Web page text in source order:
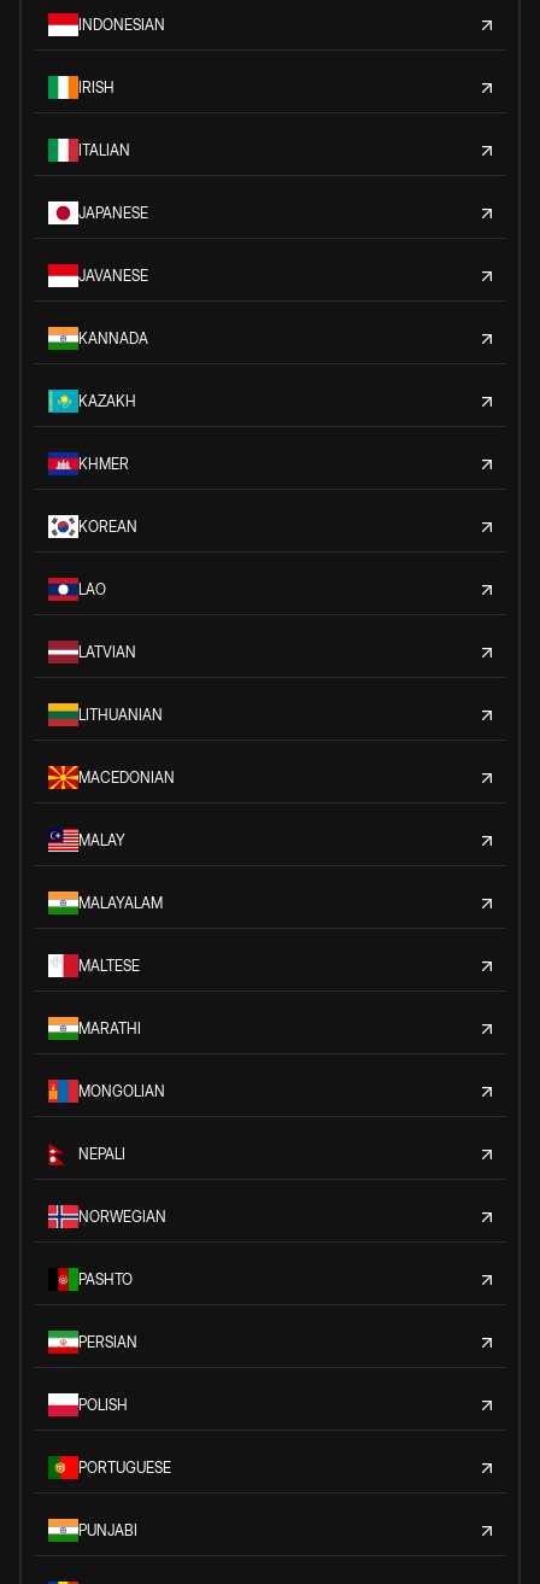
INDONESIAN
IRISH
ITALIAN
JAPANESE
JAVANESE
KANNADA
KAZAKH
KHMER
KOREAN
LAO
LATVIAN
LITHUANIAN
MACEDONIAN
MALAY
MALAYALAM
MALTESE
MARATHI
MONGOLIAN
NEPALI
NORWEGIAN
PASHTO
PERSIAN
POLISH
PORTUGUESE
PUNJABI